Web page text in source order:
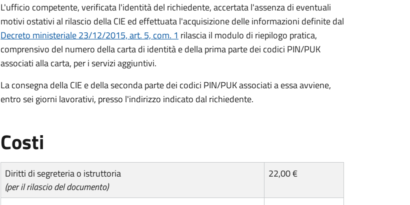
L'ufficio competente, verificata l'identità del richiedente, accertata l'assenza di eventuali
motivi ostativi al rilascio della CIE ed effettuata l'acquisizione delle informazioni definite dal
Decreto ministeriale 23/12/2015, art. 5, com. 1 rilascia il modulo di riepilogo pratica,
comprensivo del numero della carta di identità e della prima parte dei codici PIN/PUK
associati alla carta, per i servizi aggiuntivi.
La consegna della CIE e della seconda parte dei codici PIN/PUK associati a essa avviene,
entro sei giorni lavorativi, presso l'indirizzo indicato dal richiedente.
Costi
Diritti di segreteria o istruttoria
(per il rilascio del documento)
22,00 €